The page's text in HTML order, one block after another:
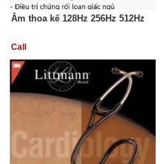
Âm thoa kế 128Hz 256Hz 512Hz
Call